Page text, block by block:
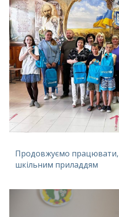
Продовжуємо працювати,
шкільним приладдям